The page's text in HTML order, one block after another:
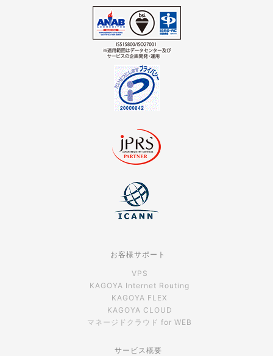
お客様サポート
VPS
KAGOYA Internet Routing
KAGOYA FLEX
KAGOYA CLOUD
マネージドクラウド for WEB
サービス概要